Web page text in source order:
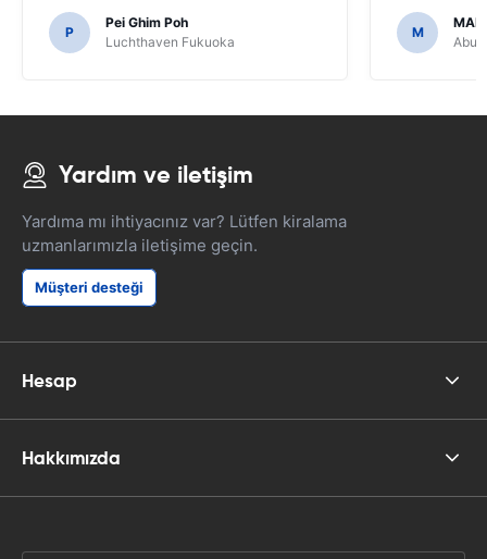
ettik.Japon yollarda gezinmek için
gerekli olduğu için bir GPS almaya karar
verirsek korkunç olurdu.
P
Pei Ghim Poh
Luchthaven Fukuoka
bir hale
M
Abu
Yardım ve iletişim
Yardıma mı ihtiyacınız var? Lütfen kiralama
uzmanlarımızla iletişime geçin.
Müşteri desteği
Hesap
Hakkımızda